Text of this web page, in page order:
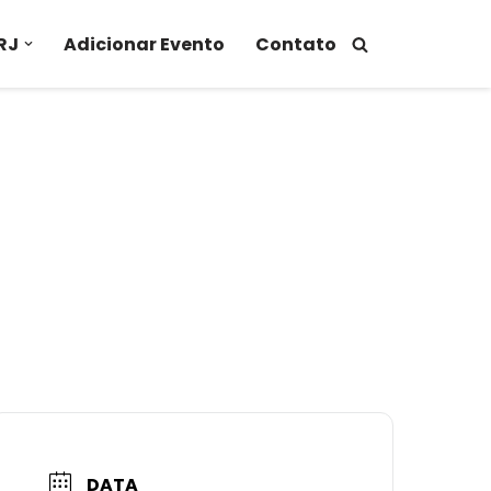
Adicionar Evento Contato
DATA